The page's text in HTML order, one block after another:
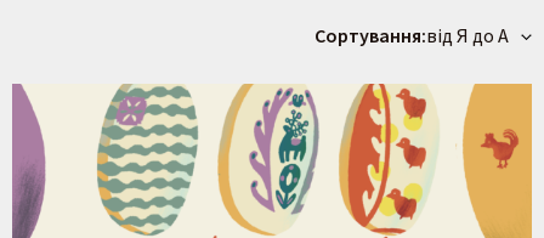
Сортування:від Я до А